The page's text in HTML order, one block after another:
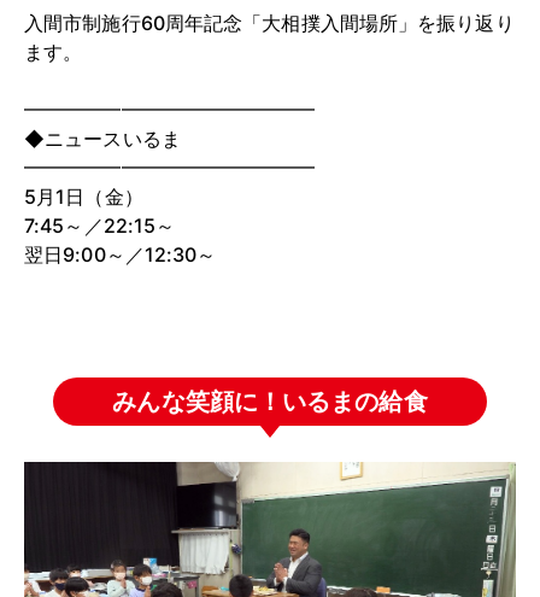
入間市制施行60周年記念「大相撲入間場所」を振り返り
ます。
━━━━━━━━━━━━━━━
◆ニュースいるま
━━━━━━━━━━━━━━━
5月1日（金）
7:45～／22:15～
翌日9:00～／12:30～
みんな笑顔に！いるまの給食